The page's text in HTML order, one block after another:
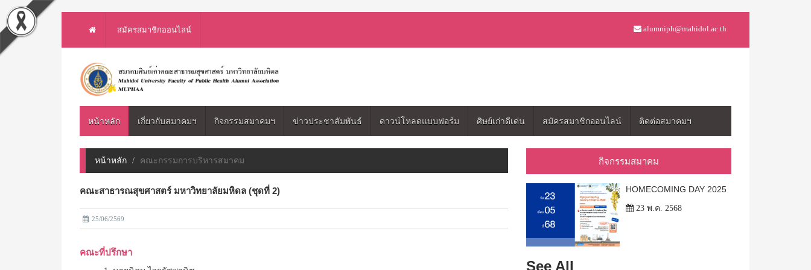
สมัครสมาชิกออนไลน์ alumniph@mahidol.ac.th
หน้าหลัก เกี่ยวกับสมาคมฯ กิจกรรมสมาคมฯ ข่าวประชาสัมพันธ์ ดาวน์โหลดแบบฟอร์ม ศิษย์เก่าดีเด่น สมัครสมาชิกออนไลน์ ติดต่อสมาคมฯ
หน้าหลัก คณะกรรมการบริหารสมาคม
คณะสาธารณสุขศาสตร์ มหาวิทยาลัยมหิดล (ชุดที่ 2)
25/06/2569
คณะที่ปรึกษา
กิจกรรมสมาคม
HOMECOMING DAY 2025
23 พ.ค. 2568
See All